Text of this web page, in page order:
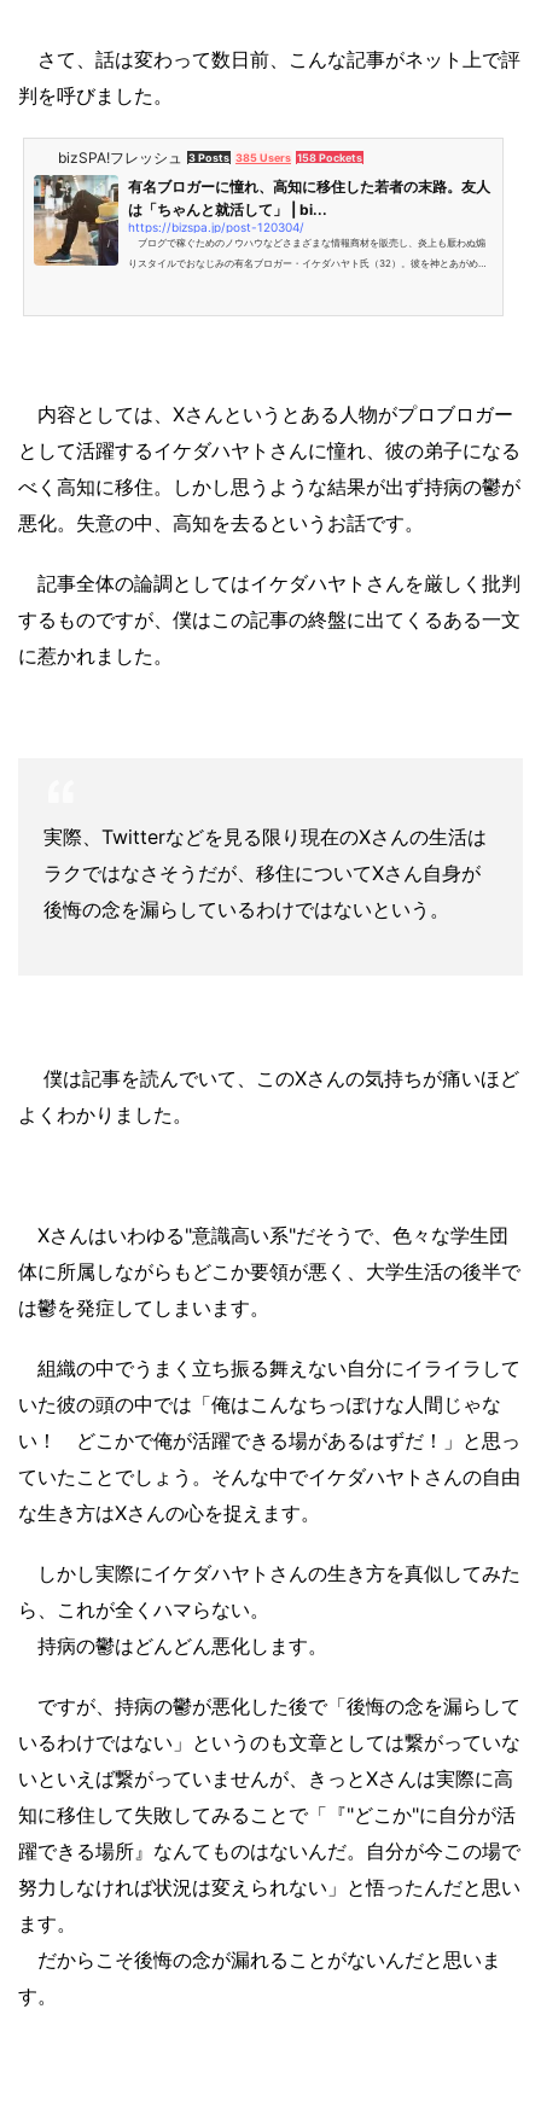
さて、話は変わって数日前、こんな記事がネット上で評
判を呼びました。
bizSPA!フレッシュ 3 Posts 385 Users 158 Pockets
有名ブロガーに憧れ、高知に移住した若者の末路。友人
は「ちゃんと就活して」 | bi...
https://bizspa.jp/post-120304/
ブログで稼ぐためのノウハウなどさまざまな情報商材を販売し、炎上も厭わぬ煽
りスタイルでおなじみの有名ブロガー・イケダハヤト氏（32）。彼を神とあがめる
内容としては、Xさんというとある人物がプロブロガー
として活躍するイケダハヤトさんに憧れ、彼の弟子になる
べく高知に移住。しかし思うような結果が出ず持病の鬱が
悪化。失意の中、高知を去るというお話です。
記事全体の論調としてはイケダハヤトさんを厳しく批判
するものですが、僕はこの記事の終盤に出てくるある一文
に惹かれました。
実際、Twitterなどを見る限り現在のXさんの生活は
ラクではなさそうだが、移住についてXさん自身が
後悔の念を漏らしているわけではないという。
僕は記事を読んでいて、このXさんの気持ちが痛いほど
よくわかりました。
Xさんはいわゆる"意識高い系"だそうで、色々な学生団
体に所属しながらもどこか要領が悪く、大学生活の後半で
は鬱を発症してしまいます。
組織の中でうまく立ち振る舞えない自分にイライラして
いた彼の頭の中では「俺はこんなちっぽけな人間じゃな
い！ どこかで俺が活躍できる場があるはずだ！」と思っ
ていたことでしょう。そんな中でイケダハヤトさんの自由
な生き方はXさんの心を捉えます。
しかし実際にイケダハヤトさんの生き方を真似してみた
ら、これが全くハマらない。
持病の鬱はどんどん悪化します。
ですが、持病の鬱が悪化した後で「後悔の念を漏らして
いるわけではない」というのも文章としては繋がっていな
いといえば繋がっていませんが、きっとXさんは実際に高
知に移住して失敗してみることで「『"どこか"に自分が活
躍できる場所』なんてものはないんだ。自分が今この場で
努力しなければ状況は変えられない」と悟ったんだと思い
ます。
だからこそ後悔の念が漏れることがないんだと思いま
す。